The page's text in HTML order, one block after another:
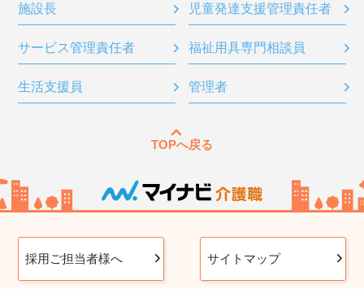
施設長 児童発達支援管理責任者
サービス管理責任者 福祉用具専門相談員
生活支援員 管理者
TOPへ戻る
採用ご担当者様へ サイトマップ